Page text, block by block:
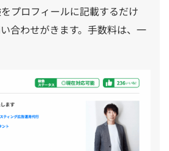
プロフィールに記載するだけ
合わせがきます。手数料は、一